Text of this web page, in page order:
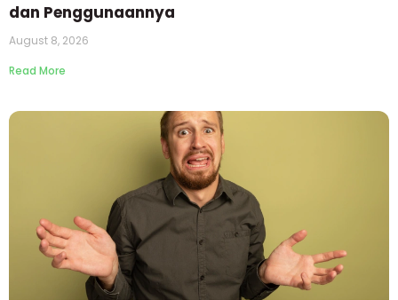
dan Penggunaannya
August 8, 2026
Read More